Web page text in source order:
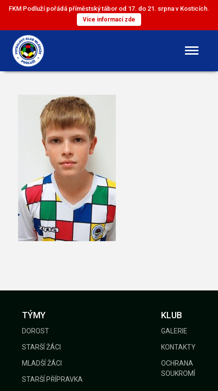
FKM Podluží pořádá příměstský tábor od 17. do 21. srpna v Kosticích.
Více informací zde
ST. ŽÁCI
ML. ŽÁCI
ST. PŘÍPRAVKA
ML. PŘÍPRAVKA
MINI
TÝMY
DOROST
STARŠÍ ŽÁCI
MLADŠÍ ŽÁCI
STARŠÍ PŘÍPRAVKA
KLUB
GALERIE
KONTAKTY
OCHRANA
SOUKROMÍ